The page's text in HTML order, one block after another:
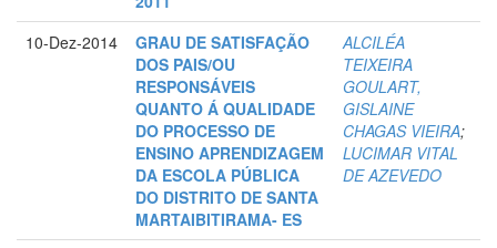
10-Dez-2014
GRAU DE SATISFAÇÃO
DOS PAIS/OU
RESPONSÁVEIS
QUANTO Á QUALIDADE
DO PROCESSO DE
ENSINO APRENDIZAGEM
DA ESCOLA PÚBLICA
DO DISTRITO DE SANTA
MARTAIBITIRAMA- ES
ALCILÉA
TEIXEIRA
GOULART,
GISLAINE
CHAGAS VIEIRA;
LUCIMAR VITAL
DE AZEVEDO